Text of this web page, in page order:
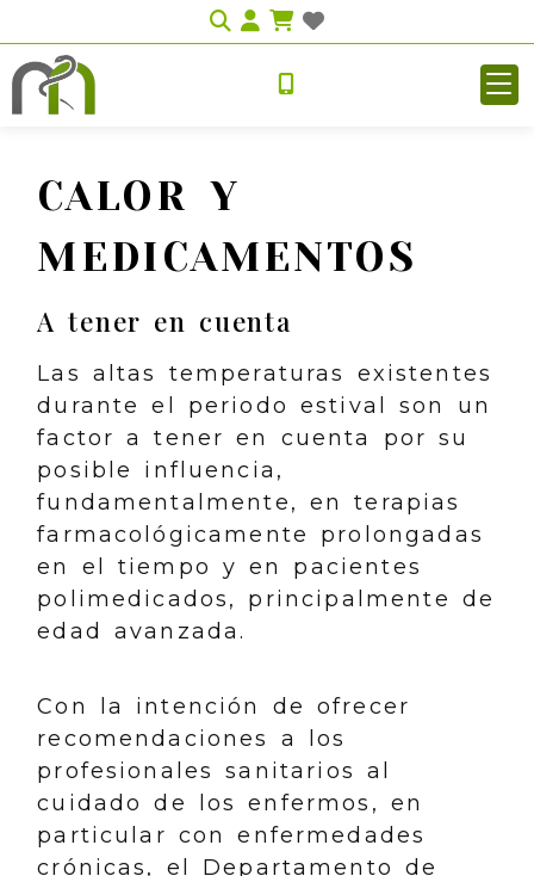
Identifícate
CALOR Y
MEDICAMENTOS
A tener en cuenta
Las altas temperaturas existentes
durante el periodo estival son un
factor a tener en cuenta por su
posible influencia,
fundamentalmente, en terapias
farmacológicamente prolongadas
en el tiempo y en pacientes
polimedicados, principalmente de
edad avanzada.
Con la intención de ofrecer
recomendaciones a los
profesionales sanitarios al
cuidado de los enfermos, en
particular con enfermedades
crónicas, el Departamento de